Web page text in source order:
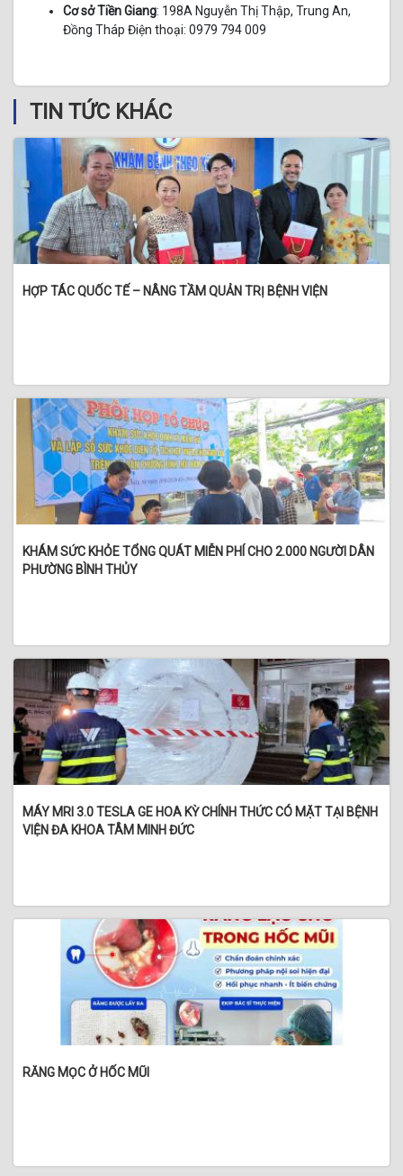
Cơ sở Tiền Giang: 198A Nguyễn Thị Thập, Trung An,
Đồng Tháp Điện thoại: 0979 794 009
TIN TỨC KHÁC
HỢP TÁC QUỐC TẾ – NÂNG TẦM QUẢN TRỊ BỆNH VIỆN
KHÁM SỨC KHỎE TỔNG QUÁT MIỄN PHÍ CHO 2.000 NGƯỜI DÂN
PHƯỜNG BÌNH THỦY
MÁY MRI 3.0 TESLA GE HOA KỲ CHÍNH THỨC CÓ MẶT TẠI BỆNH
VIỆN ĐA KHOA TÂM MINH ĐỨC
RĂNG MỌC Ở HỐC MŨI